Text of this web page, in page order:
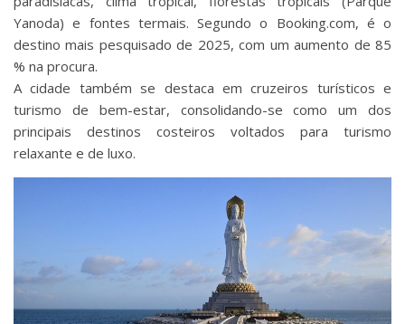
Yanoda) e fontes termais. Segundo o Booking.com, é o
destino mais pesquisado de 2025, com um aumento de 85
% na procura.
A cidade também se destaca em cruzeiros turísticos e
turismo de bem-estar, consolidando-se como um dos
principais destinos costeiros voltados para turismo
relaxante e de luxo.